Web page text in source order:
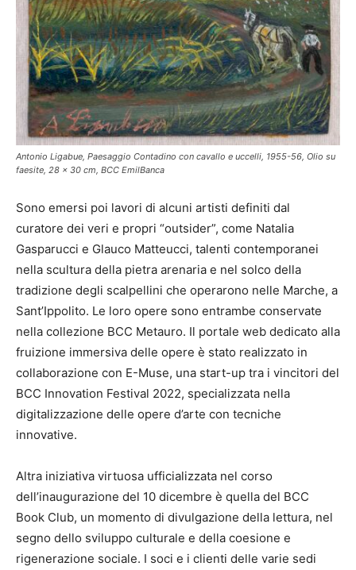
Antonio Ligabue, Paesaggio Contadino con cavallo e uccelli, 1955-56, Olio su
faesite, 28 x 30 cm, BCC EmilBanca
Sono emersi poi lavori di alcuni artisti definiti dal
curatore dei veri e propri “outsider”, come Natalia
Gasparucci e Glauco Matteucci, talenti contemporanei
nella scultura della pietra arenaria e nel solco della
tradizione degli scalpellini che operarono nelle Marche, a
Sant’Ippolito. Le loro opere sono entrambe conservate
nella collezione BCC Metauro. Il portale web dedicato alla
fruizione immersiva delle opere è stato realizzato in
collaborazione con E-Muse, una start-up tra i vincitori del
BCC Innovation Festival 2022, specializzata nella
digitalizzazione delle opere d’arte con tecniche
innovative.
Altra iniziativa virtuosa ufficializzata nel corso
dell’inaugurazione del 10 dicembre è quella del BCC
Book Club, un momento di divulgazione della lettura, nel
segno dello sviluppo culturale e della coesione e
rigenerazione sociale. I soci e i clienti delle varie sedi